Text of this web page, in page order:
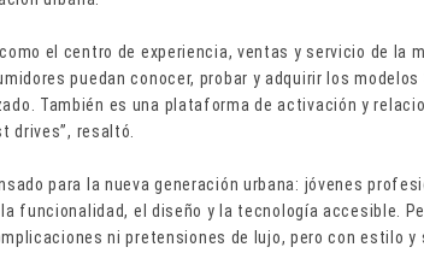
el centro de experiencia, ventas y servicio de la
puedan conocer, probar y adquirir los
También es una plataforma de activación y
drives”, resaltó.
para la nueva generación urbana: jóvenes
funcionalidad, el diseño y la tecnología accesible.
ni pretensiones de lujo, pero con estilo y